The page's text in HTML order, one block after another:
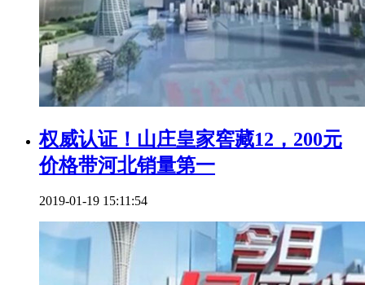
权威认证！山庄皇家窖藏12，200元
价格带河北销量第一
2019-01-19 15:11:54